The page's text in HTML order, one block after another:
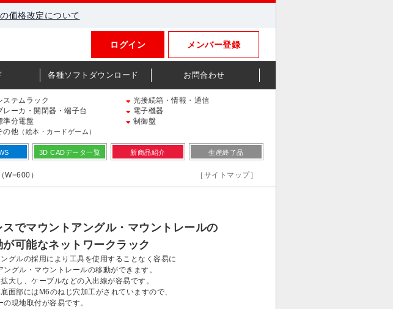
価格改定について
メンバー登録
ログイン
各種ソフトダウンロード お問合わせ
ステムラック
光接続箱・情報・通信
レーカ・開閉器・端子台
電子機器
準分電盤
制御盤
の他 （絵本・カードゲーム）
3D CADデータ一覧 新商品紹介 生産終了品
W=600） ［サイトマップ］
スでマウントアングル・マウントレールの
可能なネットワークラック
グルの採用により工具を使用することなく容易に
グル・マウントレールの移動ができます。
大し、ケーブルなどの入出線が容易です。
面部にはM6のねじ穴加工がされていますので、
現地取付が容易です。